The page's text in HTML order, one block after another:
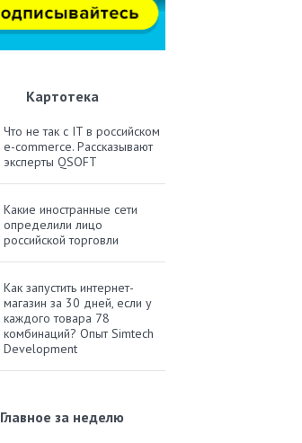
Картотека
Что не так с IT в российском
e-commerce. Рассказывают
эксперты QSOFT
Какие иностранные сети
определили лицо
российской торговли
Как запустить интернет-
магазин за 30 дней, если у
каждого товара 78
комбинаций? Опыт Simtech
Development
Главное за неделю